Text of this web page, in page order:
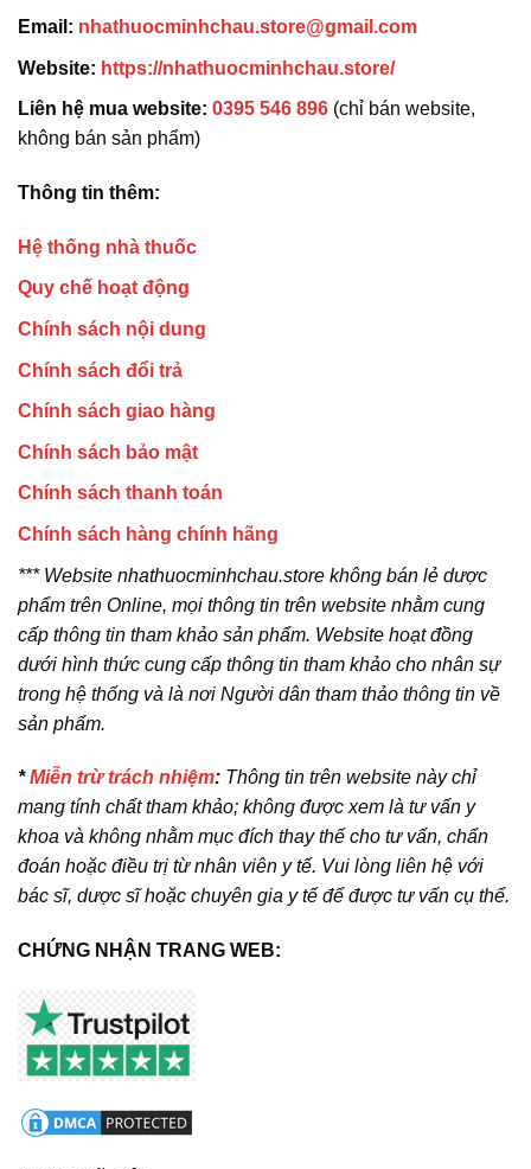
Email: nhathuocminhchau.store@gmail.com
Website: https://nhathuocminhchau.store/
Liên hệ mua website: 0395 546 896 (chỉ bán website,
không bán sản phẩm)
Thông tin thêm:
Hệ thống nhà thuốc
Quy chế hoạt động
Chính sách nội dung
Chính sách đổi trả
Chính sách giao hàng
Chính sách bảo mật
Chính sách thanh toán
Chính sách hàng chính hãng
*** Website nhathuocminhchau.store không bán lẻ dược
phẩm trên Online, mọi thông tin trên website nhằm cung
cấp thông tin tham khảo sản phẩm. Website hoạt đồng
dưới hình thức cung cấp thông tin tham khảo cho nhân sự
trong hệ thống và là nơi Người dân tham thảo thông tin về
sản phẩm.
*Miễn trừ trách nhiệm: Thông tin trên website này chỉ
mang tính chất tham khảo; không được xem là tư vấn y
khoa và không nhằm mục đích thay thế cho tư vấn, chẩn
đoán hoặc điều trị từ nhân viên y tế. Vui lòng liên hệ với
bác sĩ, dược sĩ hoặc chuyên gia y tế để được tư vấn cụ thể.
CHỨNG NHẬN TRANG WEB: